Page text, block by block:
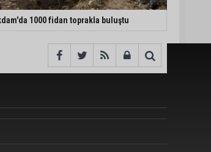
1000 fidan toprakla buluştu